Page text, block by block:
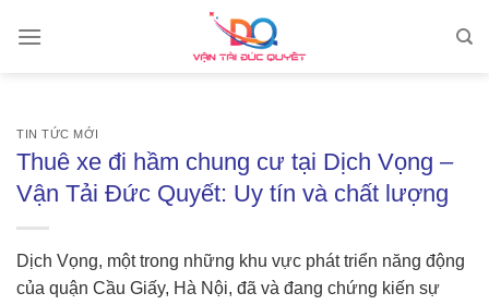
TIN TỨC MỚI
Thuê xe đi hầm chung cư tại Dịch Vọng –
Vận Tải Đức Quyết: Uy tín và chất lượng
Dịch Vọng, một trong những khu vực phát triển năng động
của quận Cầu Giấy, Hà Nội, đã và đang chứng kiến sự